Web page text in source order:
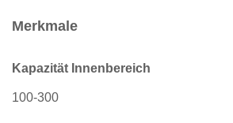
Merkmale
Kapazität Innenbereich
100-300